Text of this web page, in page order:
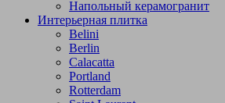
Напольный керамогранит
Интерьерная плитка
Belini
Berlin
Calacatta
Portland
Rotterdam